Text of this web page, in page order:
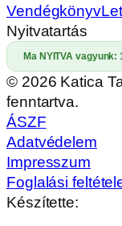
Vendégkönyv
Nyitvatartás
Ma NYITVA vagyunk:
© 2026 Katica
fenntartva.
ÁSZF
Adatvédelem
Impresszum
Foglalási
Készítette: